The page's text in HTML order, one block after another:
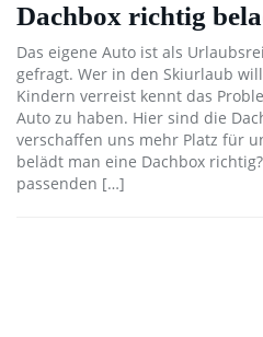
Dachbox richtig
Das eigene Auto ist als
gefragt. Wer in den Skiurlaub
Kindern verreist kennt das
Auto zu haben. Hier sind die
verschaffen uns mehr Platz für
belädt man eine Dachbox
passenden […]